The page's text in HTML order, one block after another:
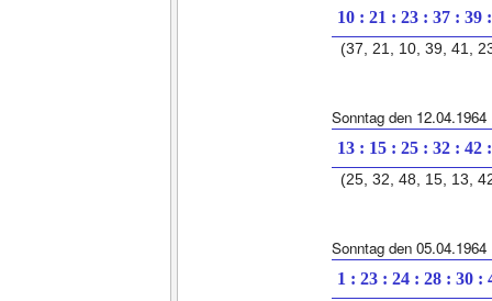
10 : 21 : 23 : 37 : 39
(37, 21, 10, 39, 41,
Sonntag den 12.04.1964
13 : 15 : 25 : 32 : 42
(25, 32, 48, 15, 13,
Sonntag den 05.04.1964
1 : 23 : 24 : 28 : 30 :